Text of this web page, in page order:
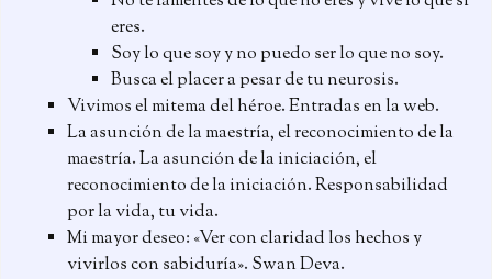
eres.
Soy lo que soy y no puedo ser lo que no soy.
Busca el placer a pesar de tu neurosis.
Vivimos el mitema del héroe. Entradas en la web.
La asunción de la maestría, el reconocimiento de la
maestría. La asunción de la iniciación, el
reconocimiento de la iniciación. Responsabilidad
por la vida, tu vida.
Mi mayor deseo: «Ver con claridad los hechos y
vivirlos con sabiduría». Swan Deva.